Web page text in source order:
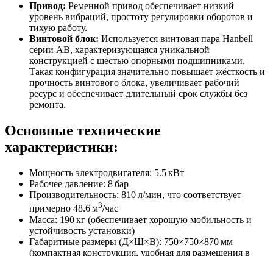
Привод: Ременной привод обеспечивает низкий
уровень вибраций, простоту регулировки оборотов и
тихую работу.
Винтовой блок: Используется винтовая пара Hanbell
серии AB, характеризующаяся уникальной
конструкцией с шестью опорными подшипниками.
Такая конфигурация значительно повышает жёсткость и
прочность винтового блока, увеличивает рабочий
ресурс и обеспечивает длительный срок службы без
ремонта.
Основные технические
характеристики:
Мощность электродвигателя: 5.5 кВт
Рабочее давление: 8 бар
Производительность: 810 л/мин, что соответствует
примерно 48.6 м3/час
Масса: 190 кг (обеспечивает хорошую мобильность и
устойчивость установки)
Габаритные размеры (Д×Ш×В): 750×750×870 мм
(компактная конструкция, удобная для размещения в